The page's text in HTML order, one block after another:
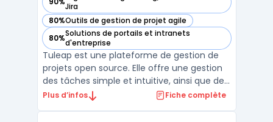
Jira
— voir Tuleap dans cette catégorie
80%Outils de gestion de projet agile
— voir Tuleap dans cette catégorie
80%Solutions de portails et intranets
d'entreprise
— voir Tuleap dans cette catégorie
Tuleap est une plateforme de gestion de
projets open source. Elle offre une gestion
des tâches simple et intuitive, ainsi que des
fonctionnalités de gestion de versions,
Plus d’infos Fiche complète